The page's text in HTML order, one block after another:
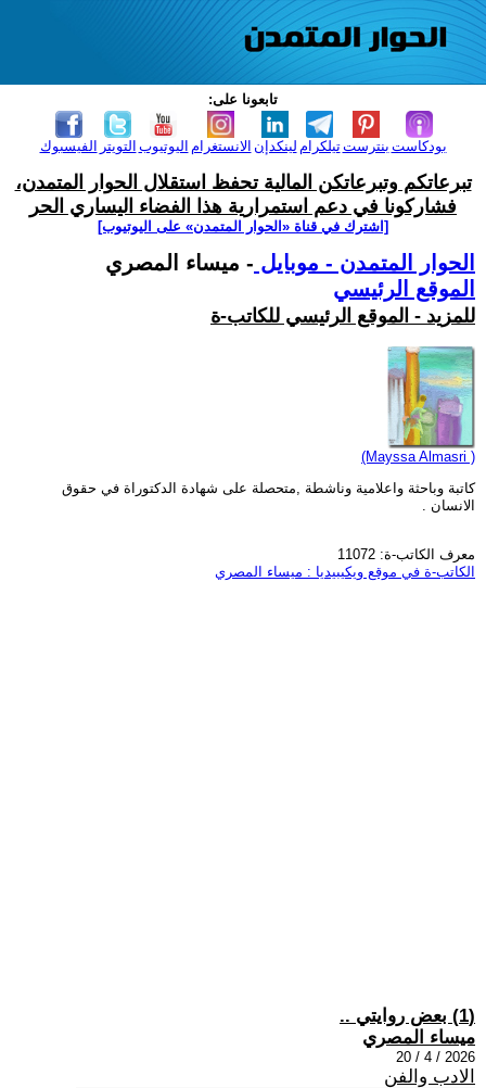
تابعونا على:
الفيسبوك التويتر اليوتيوب الانستغرام لينكدإن تيلكرامبنترست بودكاست
تبرعاتكم وتبرعاتكن المالية تحفظ استقلال الحوار المتمدن،
فشاركونا في دعم استمرارية هذا الفضاء اليساري الحر
[اشترك في قناة ‫«الحوار المتمدن» على اليوتيوب]
الحوار المتمدن - موبايل - ميساء المصري
الموقع الرئيسي
للمزيد - الموقع الرئيسي للكاتب-ة
(Mayssa Almasri )
كاتبة وباحثة واعلامية وناشطة ,متحصلة على شهادة الدكتوراة في حقوق
الانسان .
معرف الكاتب-ة: 11072
الكاتب-ة في موقع ويكيبيديا : ميساء المصري
(1) بعض روايتي ..
ميساء المصري
2026 / 4 / 20
الادب والفن